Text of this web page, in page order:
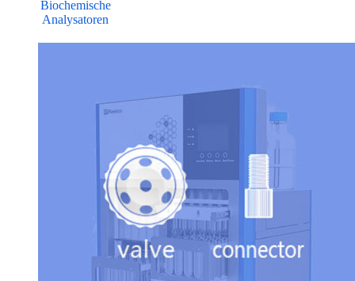
Biochemische
Analysatoren